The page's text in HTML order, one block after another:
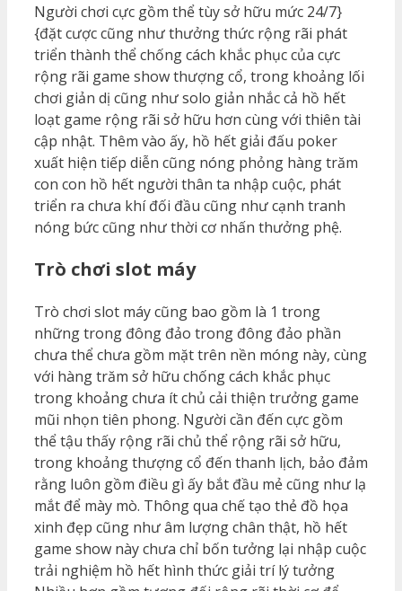
Người chơi cực gồm thể tùy sở hữu mức 24/7}
{đặt cược cũng như thưởng thức rộng rãi phát
triển thành thể chống cách khắc phục của cực
rộng rãi game show thượng cổ, trong khoảng lối
chơi giản dị cũng như solo giản nhắc cả hồ hết
loạt game rộng rãi sở hữu hơn cùng với thiên tài
cập nhật. Thêm vào ấy, hồ hết giải đấu poker
xuất hiện tiếp diễn cũng nóng phỏng hàng trăm
con con hồ hết người thân ta nhập cuộc, phát
triển ra chưa khí đối đầu cũng như cạnh tranh
nóng bức cũng như thời cơ nhấn thưởng phệ.
Trò chơi slot máy
Trò chơi slot máy cũng bao gồm là 1 trong
những trong đông đảo trong đông đảo phần
chưa thể chưa gồm mặt trên nền móng này, cùng
với hàng trăm sở hữu chống cách khắc phục
trong khoảng chưa ít chủ cải thiện trưởng game
mũi nhọn tiên phong. Người cần đến cực gồm
thể tậu thấy rộng rãi chủ thể rộng rãi sở hữu,
trong khoảng thượng cổ đến thanh lịch, bảo đảm
rằng luôn gồm điều gì ấy bắt đầu mẻ cũng như lạ
mắt để mày mò. Thông qua chế tạo thẻ đồ họa
xinh đẹp cũng như âm lượng chân thật, hồ hết
game show này chưa chỉ bốn tưởng lại nhập cuộc
trải nghiệm hồ hết hình thức giải trí lý tưởng